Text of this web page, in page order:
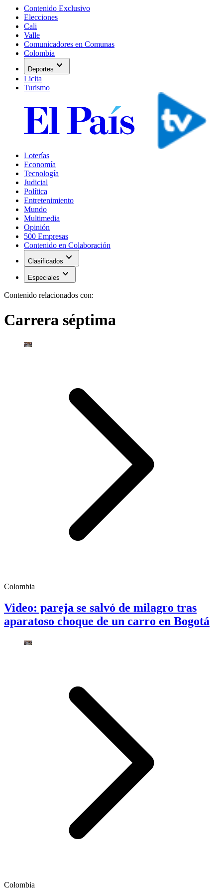
Contenido Exclusivo
Elecciones
Cali
Valle
Comunicadores en Comunas
Colombia
Deportes expand_more
Licita
Turismo
Loterías
Economía
Tecnología
Judicial
Política
Entretenimiento
Mundo
Multimedia
Opinión
500 Empresas
Contenido en Colaboración
Clasificados expand_more
Especiales expand_more
Contenido relacionados con:
Carrera séptima
Colombia
Video: pareja se salvó de milagro tras
aparatoso choque de un carro en Bogotá
Colombia